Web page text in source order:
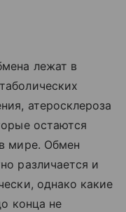
лежат в
атеросклероза
остаются
мире. Обмен
различается и
однако какие
конца не